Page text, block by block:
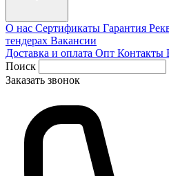
О нас Сертификаты Гарантия
тендерах Вакансии
Доставка и оплата Опт Контакты
Поиск
Заказать звонок